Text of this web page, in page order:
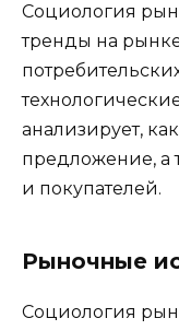
Социология
тренды на
анализирует,
предложение, а
и покупателей.
Рыночные
Социология